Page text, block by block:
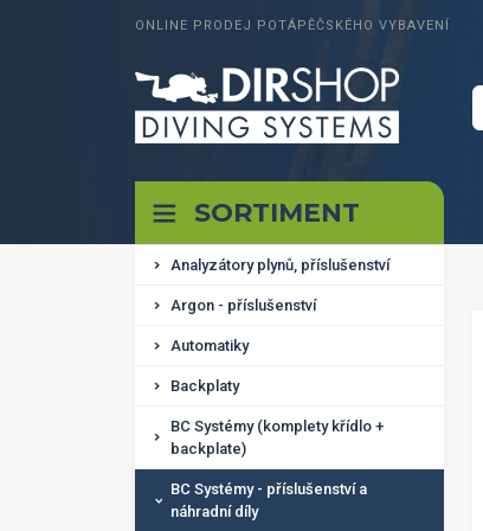
ONLINE PRODEJ POTÁPĚČSKÉHO VYBAVENÍ
SORTIMENT
Analyzátory plynů, příslušenství
Argon - příslušenství
Automatiky
Backplaty
BC Systémy (komplety křídlo +
backplate)
BC Systémy - příslušenství a
náhradní díly